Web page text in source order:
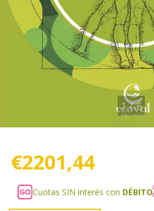
1/6
€2201,44
Cuotas SIN interés con DÉBITO